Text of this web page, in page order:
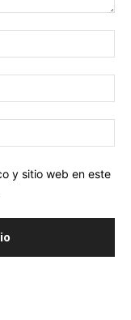
y sitio web en este